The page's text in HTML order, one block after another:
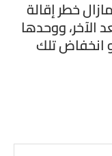
خطر إقالة
الآخر، ووحدها
انخفاض تلك